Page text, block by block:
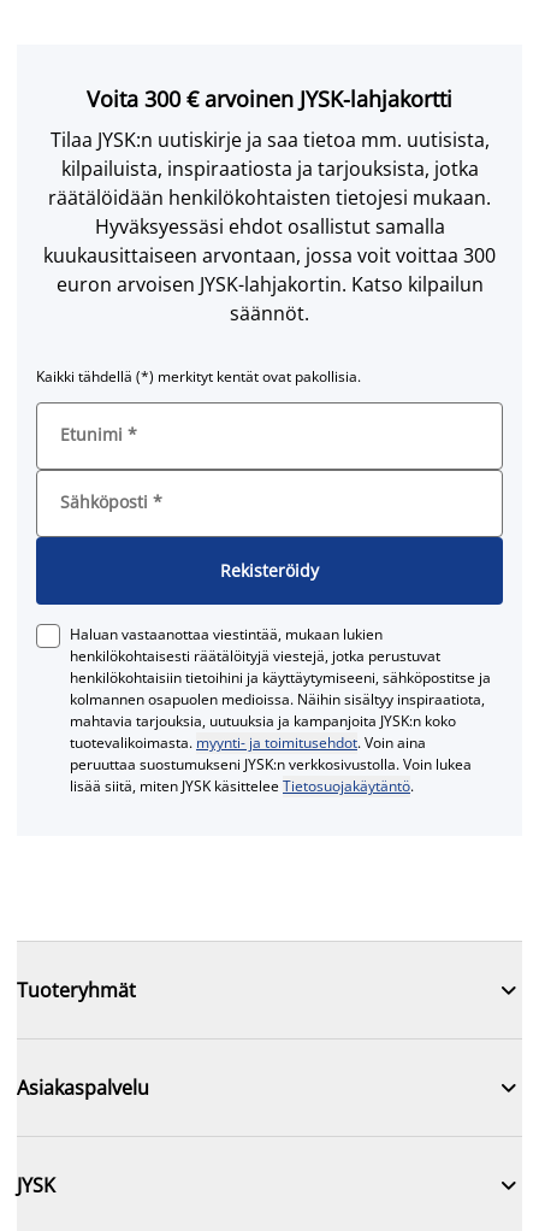
Voita 300 € arvoinen JYSK-lahjakortti
Tilaa JYSK:n uutiskirje ja saa tietoa mm. uutisista,
kilpailuista, inspiraatiosta ja tarjouksista, jotka
räätälöidään henkilökohtaisten tietojesi mukaan.
Hyväksyessäsi ehdot osallistut samalla
kuukausittaiseen arvontaan, jossa voit voittaa 300
euron arvoisen JYSK-lahjakortin. Katso kilpailun
säännöt.
Kaikki tähdellä (*) merkityt kentät ovat pakollisia.
Etunimi *
Sähköposti *
Rekisteröidy
Haluan vastaanottaa viestintää, mukaan lukien
henkilökohtaisesti räätälöityjä viestejä, jotka perustuvat
henkilökohtaisiin tietoihini ja käyttäytymiseeni, sähköpostitse ja
kolmannen osapuolen medioissa. Näihin sisältyy inspiraatiota,
mahtavia tarjouksia, uutuuksia ja kampanjoita JYSK:n koko
tuotevalikoimasta. myynti- ja toimitusehdot. Voin aina
peruuttaa suostumukseni JYSK:n verkkosivustolla. Voin lukea
lisää siitä, miten JYSK käsitteleeTietosuojakäytäntö.
Tuoteryhmät 
Asiakaspalvelu 
JYSK 